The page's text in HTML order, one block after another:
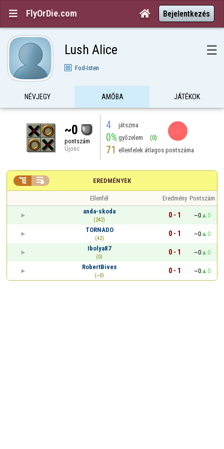
 FlyOrDie.com  Bejelentkezés
Lush Alice ☰
Fod-Isten
NÉVJEGY AMŐBA JÁTÉKOK
~0
pontszám
Újonc
4 játszma
0% győzelem (0)
71 ellenfelek átlagos pontszáma
EREDMÉNYEK
 
Ellenfél Eredmény Pontszám
anda-skoda
(242)
0 - 1 ~0
0
TORNADO
(42)
0 - 1 ~0
0
Ibolya87
(0)
0 - 1 ~0
0
RobertBives
(~0)
0 - 1 ~0 0